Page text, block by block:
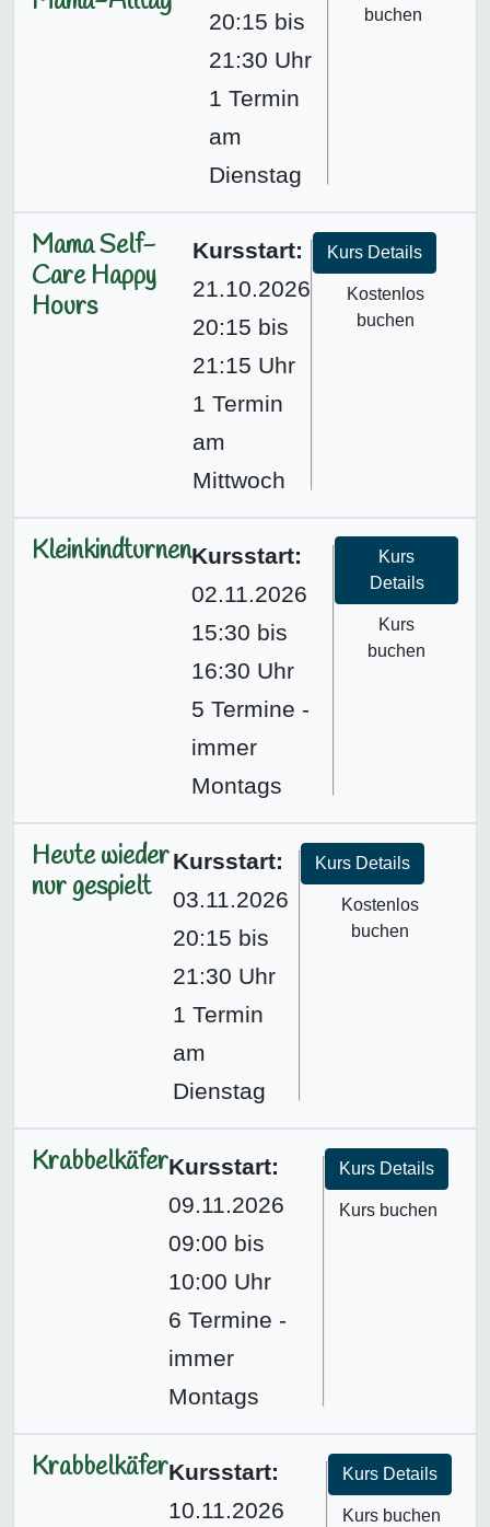
20:15 bis
21:30 Uhr
1 Termin
am
Dienstag
buchen
Mama Self-
Care Happy
Hours
Kursstart:
21.10.2026
20:15 bis
21:15 Uhr
1 Termin
am
Mittwoch
Kurs Details
Kostenlos
buchen
KleinkindturnenKursstart:
02.11.2026
15:30 bis
16:30 Uhr
5 Termine -
immer
Montags
Kurs
Details
Kurs
buchen
Heute wieder
nur gespielt
Kursstart:
03.11.2026
20:15 bis
21:30 Uhr
1 Termin
am
Dienstag
Kurs Details
Kostenlos
buchen
KrabbelkäferKursstart:
09.11.2026
09:00 bis
10:00 Uhr
6 Termine -
immer
Montags
Kurs Details
Kurs buchen
KrabbelkäferKursstart:
10.11.2026
Kurs Details
Kurs buchen